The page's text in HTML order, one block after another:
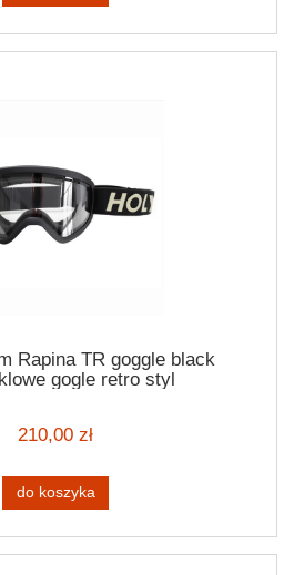
Rapina TR goggle black
gogle retro styl
210,00 zł
do koszyka